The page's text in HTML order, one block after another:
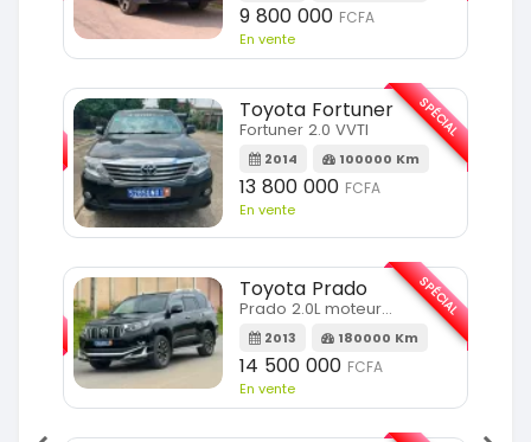
9 800 000 FCFA
En vente
Toyota Fortuner
Fortuner 2.0 VVTI
2014 100000 Km
13 800 000 FCFA
En vente
SPÉCIAL
Toyota Prado
Prado 2.0L moteur d4d
2013 180000 Km
14 500 000 FCFA
En vente
SPÉCIAL